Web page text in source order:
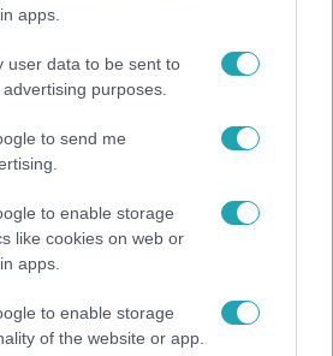
apps.
user data to be sent to
purposes.
to send me
to enable storage
like cookies on web or
apps.
to enable storage
of the website or app.
maradt meg az
központja